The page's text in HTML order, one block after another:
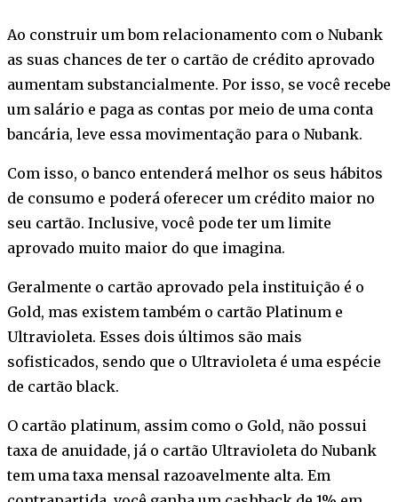
Ao construir um bom relacionamento com o Nubank
as suas chances de ter o cartão de crédito aprovado
aumentam substancialmente. Por isso, se você recebe
um salário e paga as contas por meio de uma conta
bancária, leve essa movimentação para o Nubank.
Com isso, o banco entenderá melhor os seus hábitos
de consumo e poderá oferecer um crédito maior no
seu cartão. Inclusive, você pode ter um limite
aprovado muito maior do que imagina.
Geralmente o cartão aprovado pela instituição é o
Gold, mas existem também o cartão Platinum e
Ultravioleta. Esses dois últimos são mais
sofisticados, sendo que o Ultravioleta é uma espécie
de cartão black.
O cartão platinum, assim como o Gold, não possui
taxa de anuidade, já o cartão Ultravioleta do Nubank
tem uma taxa mensal razoavelmente alta. Em